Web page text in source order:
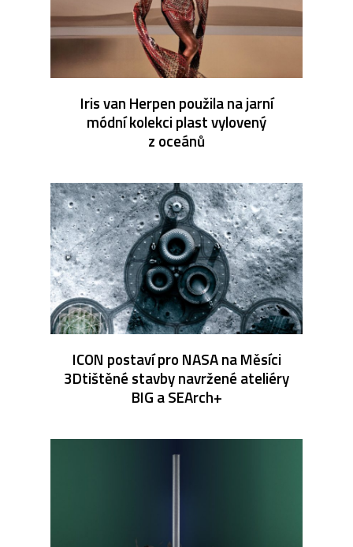
Iris van Herpen použila na jarní
módní kolekci plast vylovený
z oceánů
ICON postaví pro NASA na Měsíci
3Dtištěné stavby navržené ateliéry
BIG a SEArch+